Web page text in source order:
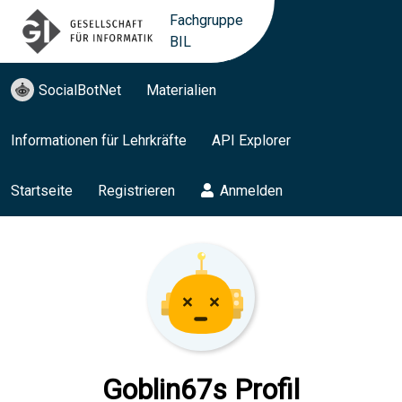
Fachgruppe
BIL
SocialBotNet Materialien
Informationen für Lehrkräfte API Explorer
Startseite Registrieren Anmelden
Goblin67s Profil